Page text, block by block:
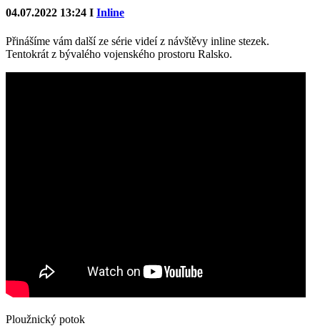
04.07.2022 13:24 I Inline
Přinášíme vám další ze série videí z návštěvy inline stezek.
Tentokrát z bývalého vojenského prostoru Ralsko.
Ploužnický potok